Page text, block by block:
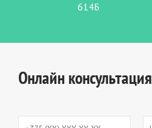
Онлайн консультация
614Б